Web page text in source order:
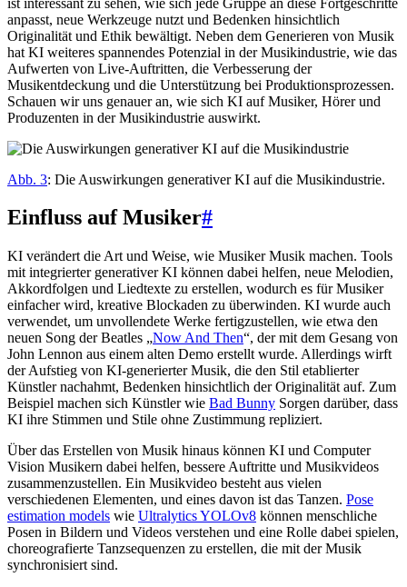
anpasst, neue Werkzeuge nutzt und Bedenken hinsichtlich
Originalität und Ethik bewältigt. Neben dem Generieren von Musik
hat KI weiteres spannendes Potenzial in der Musikindustrie, wie das
Aufwerten von Live-Auftritten, die Verbesserung der
Musikentdeckung und die Unterstützung bei Produktionsprozessen.
Schauen wir uns genauer an, wie sich KI auf Musiker, Hörer und
Produzenten in der Musikindustrie auswirkt.
Abb. 3: Die Auswirkungen generativer KI auf die Musikindustrie.
Einfluss auf Musiker#
KI verändert die Art und Weise, wie Musiker Musik machen. Tools
mit integrierter generativer KI können dabei helfen, neue Melodien,
Akkordfolgen und Liedtexte zu erstellen, wodurch es für Musiker
einfacher wird, kreative Blockaden zu überwinden. KI wurde auch
verwendet, um unvollendete Werke fertigzustellen, wie etwa den
neuen Song der Beatles „Now And Then“, der mit dem Gesang von
John Lennon aus einem alten Demo erstellt wurde. Allerdings wirft
der Aufstieg von KI-generierter Musik, die den Stil etablierter
Künstler nachahmt, Bedenken hinsichtlich der Originalität auf. Zum
Beispiel machen sich Künstler wie Bad Bunny Sorgen darüber, dass
KI ihre Stimmen und Stile ohne Zustimmung repliziert.
Über das Erstellen von Musik hinaus können KI und Computer
Vision Musikern dabei helfen, bessere Auftritte und Musikvideos
zusammenzustellen. Ein Musikvideo besteht aus vielen
verschiedenen Elementen, und eines davon ist das Tanzen. Pose
estimation models wie Ultralytics YOLOv8 können menschliche
Posen in Bildern und Videos verstehen und eine Rolle dabei spielen,
choreografierte Tanzsequenzen zu erstellen, die mit der Musik
synchronisiert sind.